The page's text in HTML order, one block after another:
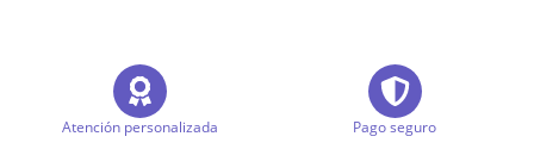
Atención personalizada Pago seguro